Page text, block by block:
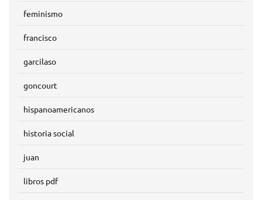
feminismo
francisco
garcilaso
goncourt
hispanoamericanos
historia social
juan
libros pdf